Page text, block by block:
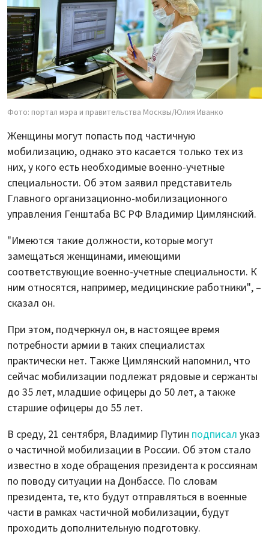
Фото: портал мэра и правительства Москвы/Юлия Иванко
Женщины могут попасть под частичную
мобилизацию, однако это касается только тех из
них, у кого есть необходимые военно-учетные
специальности. Об этом заявил представитель
Главного организационно-мобилизационного
управления Генштаба ВС РФ Владимир Цимлянский.
"Имеются такие должности, которые могут
замещаться женщинами, имеющими
соответствующие военно-учетные специальности. К
ним относятся, например, медицинские работники", –
сказал он.
При этом, подчеркнул он, в настоящее время
потребности армии в таких специалистах
практически нет. Также Цимлянский напомнил, что
сейчас мобилизации подлежат рядовые и сержанты
до 35 лет, младшие офицеры до 50 лет, а также
старшие офицеры до 55 лет.
В среду, 21 сентября, Владимир Путин подписал указ
о частичной мобилизации в России. Об этом стало
известно в ходе обращения президента к россиянам
по поводу ситуации на Донбассе. По словам
президента, те, кто будут отправляться в военные
части в рамках частичной мобилизации, будут
проходить дополнительную подготовку.